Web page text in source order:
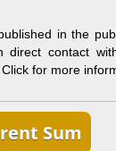
in the
contact
for more
Sum